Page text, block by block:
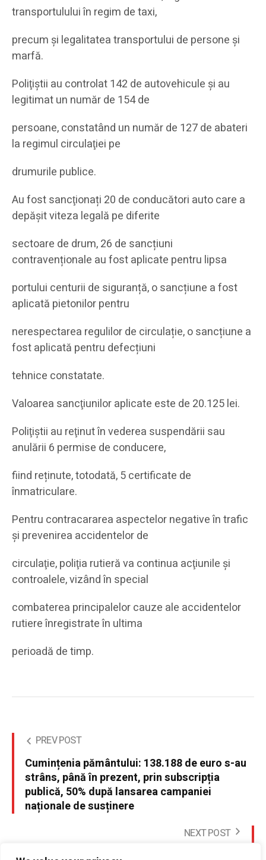
transportulului în regim de taxi,
precum și legalitatea transportului de persone şi
marfă.
Poliţiştii au controlat 142 de autovehicule și au
legitimat un număr de 154 de
persoane, constatând un număr de 127 de abateri
la regimul circulaţiei pe
drumurile publice.
Au fost sancţionați 20 de conducători auto care a
depăşit viteza legală pe diferite
sectoare de drum, 26 de sancțiuni
contravenționale au fost aplicate pentru lipsa
portului centurii de siguranță, o sancțiune a fost
aplicată pietonilor pentru
nerespectarea regulilor de circulație, o sancțiune a
fost aplicată pentru defecțiuni
tehnice constatate.
Valoarea sancţiunilor aplicate este de 20.125 lei.
Poliţiştii au reţinut în vederea suspendării sau
anulării 6 permise de conducere,
fiind reținute, totodată, 5 certificate de
înmatriculare.
Pentru contracararea aspectelor negative în trafic
şi prevenirea accidentelor de
circulaţie, poliţia rutieră va continua acţiunile şi
controalele, vizând în special
combaterea principalelor cauze ale accidentelor
rutiere înregistrate în ultima
perioadă de timp.
PREV POST
Cumințenia pământului: 138.188 de euro s-au
strâns, până în prezent, prin subscripția
publică, 50% după lansarea campaniei
naționale de susținere
NEXT POST
1 Iunie sarbatorit la Biblioteca Judeteana